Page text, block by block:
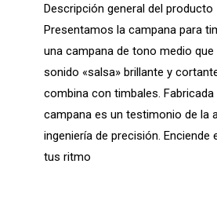
Descripción general del producto
Presentamos la campana para
una campana de tono medio que
sonido «salsa» brillante y
combina con timbales. Fabricada
campana es un testimonio de la
ingeniería de precisión. Enciende
tus ritmo